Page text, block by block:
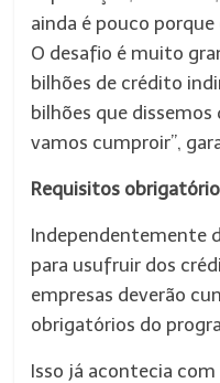
ainda é pouco
O desafio é muito
bilhões de crédito
bilhões que
vamos cumproir”,
Requisitos
Independentemente
para usufruir dos
empresas deverão
obrigatórios do
Isso já acontecia